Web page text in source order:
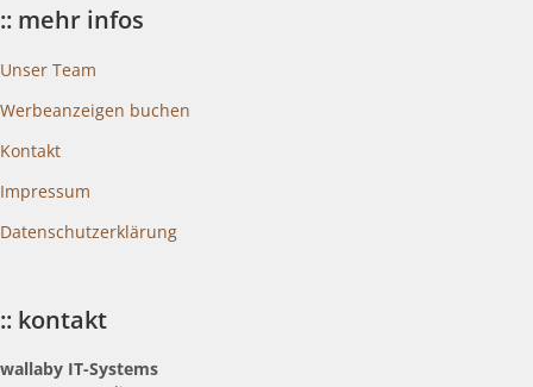
:: mehr infos
Unser Team
Werbeanzeigen buchen
Kontakt
Impressum
Datenschutzerklärung
:: kontakt
wallaby IT-Systems